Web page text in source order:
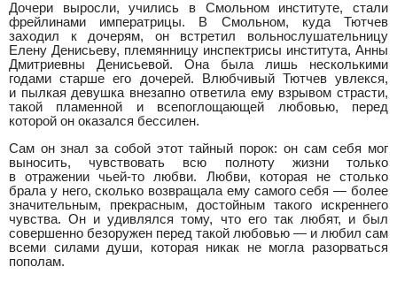
Дочери выросли, учились в Смольном институте, стали
фрейлинами императрицы. В Смольном, куда Тютчев
заходил к дочерям, он встретил вольнослушательницу
Елену Денисьеву, племянницу инспектрисы института, Анны
Дмитриевны Денисьевой. Она была лишь несколькими
годами старше его дочерей. Влюбчивый Тютчев увлекся,
и пылкая девушка внезапно ответила ему взрывом страсти,
такой пламенной и всепоглощающей любовью, перед
которой он оказался бессилен.
Сам он знал за собой этот тайный порок: он сам себя мог
выносить, чувствовать всю полноту жизни только
в отражении чьей-то любви. Любви, которая не столько
брала у него, сколько возвращала ему самого себя — более
значительным, прекрасным, достойным такого искреннего
чувства. Он и удивлялся тому, что его так любят, и был
совершенно безоружен перед такой любовью — и любил сам
всеми силами души, которая никак не могла разорваться
пополам.